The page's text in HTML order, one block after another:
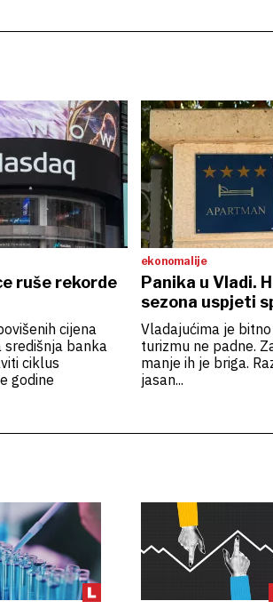
ruše rekorde
cijena
središnja banka
ciklus
godine
ekonomalije
Panika u Vladi.
sezona uspjeti
Vladajućima je
turizmu ne padne.
manje ih je briga.
jasan...